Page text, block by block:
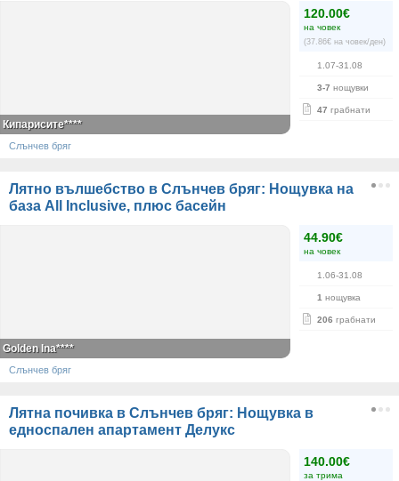
120.00€
на човек
(37.86€ на човек/ден)
1.07-31.08
3-7 нощувки
47 грабнати
Кипарисите****
Слънчев бряг
Лятно вълшебство в Слънчев бряг: Нощувка на
база All Inclusive, плюс басейн
44.90€
на човек
1.06-31.08
1 нощувка
206 грабнати
Golden Ina****
Слънчев бряг
Лятна почивка в Слънчев бряг: Нощувка в
едноспален апартамент Делукс
140.00€
за трима